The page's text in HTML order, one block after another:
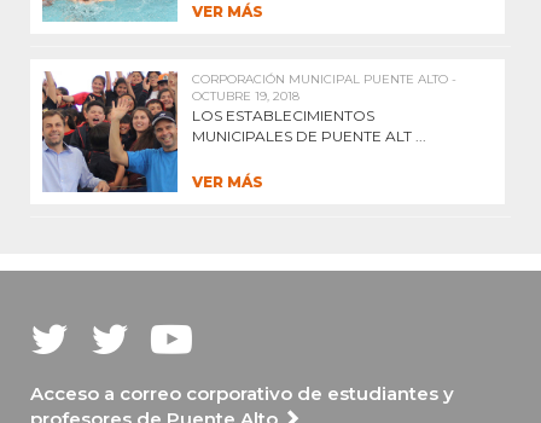
VER MÁS
CORPORACIÓN MUNICIPAL PUENTE ALTO -
OCTUBRE 19, 2018
LOS ESTABLECIMIENTOS
MUNICIPALES DE PUENTE ALT ...
VER MÁS
Acceso a correo corporativo de estudiantes y